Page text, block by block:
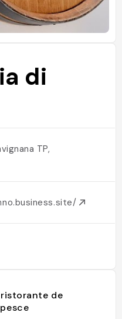
di
TP,
ristorante de